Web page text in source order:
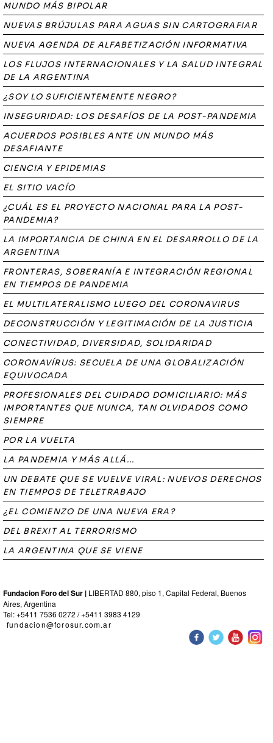
MUNDO MÁS BIPOLAR
NUEVAS BRÚJULAS PARA AGUAS SIN CARTOGRAFIAR
NUEVA AGENDA DE ALFABETIZACIÓN INFORMATIVA
LOS FLUJOS INTERNACIONALES Y LA SALUD INTEGRAL
DE LA ARGENTINA
¿SOY LO SUFICIENTEMENTE NEGRO?
INSEGURIDAD: LOS DESAFÍOS DE LA POST-PANDEMIA
ACUERDOS POSIBLES ANTE UN MUNDO MÁS
DESAFIANTE
CIENCIA Y EPIDEMIAS
EL SITIO VACÍO
¿CUÁL ES EL PROYECTO NACIONAL PARA LA POST-
PANDEMIA?
LA IMPORTANCIA DE CHINA EN EL DESARROLLO DE LA
ARGENTINA
FRONTERAS, SOBERANÍA E INTEGRACIÓN REGIONAL
EN TIEMPOS DE PANDEMIA
EL MULTILATERALISMO LUEGO DEL CORONAVIRUS
DECONSTRUCCIÓN Y LEGITIMACIÓN DE LA JUSTICIA
CONECTIVIDAD, DIVERSIDAD, SOLIDARIDAD
CORONAVÍRUS: SECUELA DE UNA GLOBALIZACIÓN
EQUIVOCADA
PROFESIONALES DEL CUIDADO DOMICILIARIO: MÁS
IMPORTANTES QUE NUNCA, TAN OLVIDADOS COMO
SIEMPRE
POR LA VUELTA
LA PANDEMIA Y MÁS ALLÁ...
UN DEBATE QUE SE VUELVE VIRAL: NUEVOS DERECHOS
EN TIEMPOS DE TELETRABAJO
¿EL COMIENZO DE UNA NUEVA ERA?
DEL BREXIT AL TERRORISMO
LA ARGENTINA QUE SE VIENE
Fundacion Foro del Sur | LIBERTAD 880, piso 1, Capital Federal, Buenos
Aires, Argentina
Tel: +5411 7536 0272 / +5411 3983 4129
fundacion@forosur.com.ar